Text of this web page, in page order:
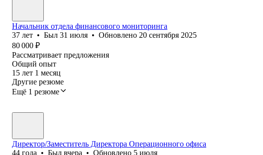
Начальник отдела финансового мониторинга
37 лет • Был 31 июля • Обновлено 20 сентября 2025
80 000 ₽
Рассматривает предложения
Общий опыт
15 лет 1 месяц
Другие резюме
Ещё 1 резюме
Директор/Заместитель Директора Операционного офиса
44 года • Был вчера • Обновлено 5 июля